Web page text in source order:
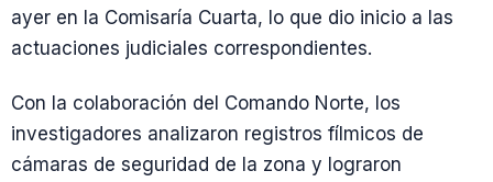
ayer en la Comisaría Cuarta, lo que dio inicio a las
actuaciones judiciales correspondientes.
Con la colaboración del Comando Norte, los
investigadores analizaron registros fílmicos de
cámaras de seguridad de la zona y lograron